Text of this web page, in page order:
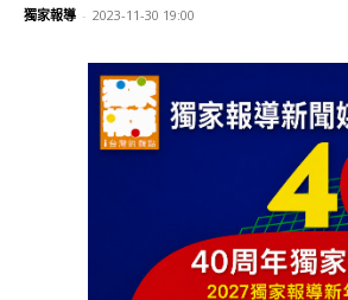
獨家報導 - 2023-11-30 19:00